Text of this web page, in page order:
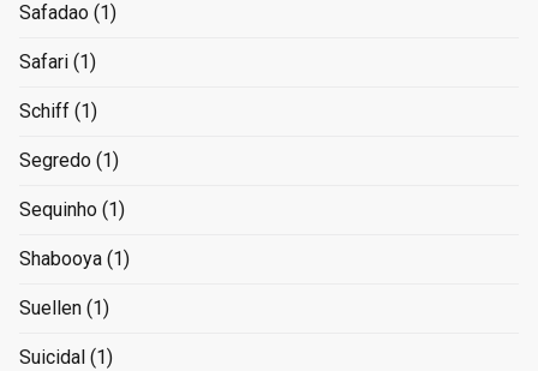
Safadao (1)
Safari (1)
Schiff (1)
Segredo (1)
Sequinho (1)
Shabooya (1)
Suellen (1)
Suicidal (1)